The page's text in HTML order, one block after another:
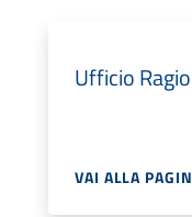
Ufficio
VAI ALLA